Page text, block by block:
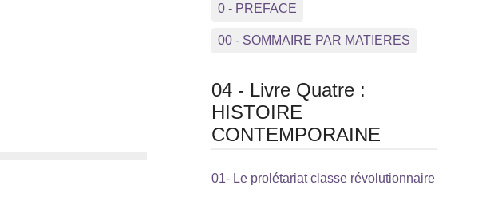
0 - PREFACE
00 - SOMMAIRE PAR MATIERES
04 - Livre Quatre :
HISTOIRE
CONTEMPORAINE
01- Le prolétariat classe révolutionnaire